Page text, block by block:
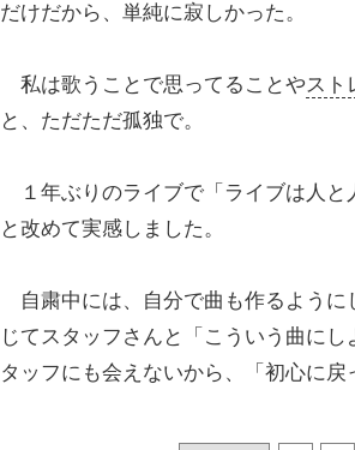
だけだから、単純に寂しかった。
私は歌うことで思ってることやスト
と、ただただ孤独で。
１年ぶりのライブで「ライブは人と
と改めて実感しました。
自粛中には、自分で曲も作るように
じてスタッフさんと「こういう曲に
タッフにも会えないから、「初心に戻